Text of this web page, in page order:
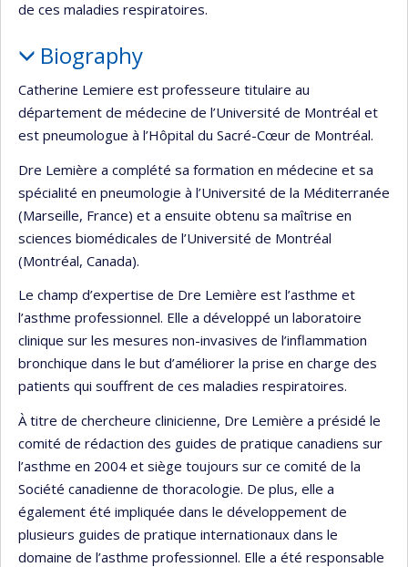
de ces maladies respiratoires.
Biography
Catherine Lemiere est professeure titulaire au
département de médecine de l’Université de Montréal et
est pneumologue à l’Hôpital du Sacré-Cœur de Montréal.
Dre Lemière a complété sa formation en médecine et sa
spécialité en pneumologie à l’Université de la Méditerranée
(Marseille, France) et a ensuite obtenu sa maîtrise en
sciences biomédicales de l’Université de Montréal
(Montréal, Canada).
Le champ d’expertise de Dre Lemière est l’asthme et
l’asthme professionnel. Elle a développé un laboratoire
clinique sur les mesures non-invasives de l’inflammation
bronchique dans le but d’améliorer la prise en charge des
patients qui souffrent de ces maladies respiratoires.
À titre de chercheure clinicienne, Dre Lemière a présidé le
comité de rédaction des guides de pratique canadiens sur
l’asthme en 2004 et siège toujours sur ce comité de la
Société canadienne de thoracologie. De plus, elle a
également été impliquée dans le développement de
plusieurs guides de pratique internationaux dans le
domaine de l’asthme professionnel. Elle a été responsable